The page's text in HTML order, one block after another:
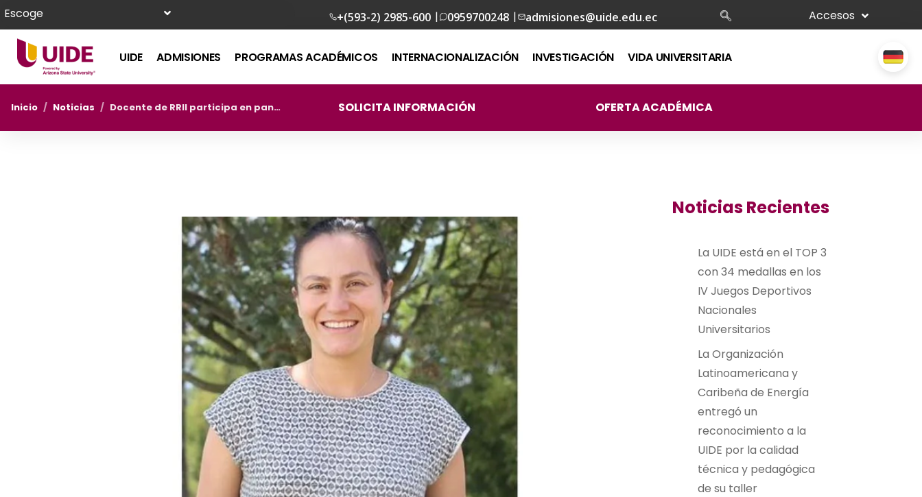
Escoge +(593-2) 2985-600 | 0959700248 | admisiones@uide.edu.ec Accesos
UIDE ADMISIONES PROGRAMAS ACADÉMICOS INTERNACIONALIZACIÓN INVESTIGACIÓN VIDA UNIVERSITARIA
Inicio / Noticias / Docente de RRII participa en panel organizado por el Programa Rethinking Food Security de World Learning. SOLICITA INFORMACIÓN OFERTA ACADÉMICA
Noticias Recientes
La UIDE está en el TOP 3
con 34 medallas en los
IV Juegos Deportivos
Nacionales
Universitarios
La Organización
Latinoamericana y
Caribeña de Energía
entregó un
reconocimiento a la
UIDE por la calidad
técnica y pedagógica
de su taller